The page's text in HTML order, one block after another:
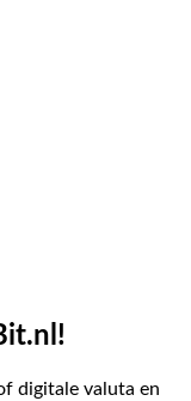
digitale valuta en